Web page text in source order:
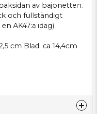
av bajonetten.
och fullständigt
AK47:a idag).
cm Blad: ca 14,4cm